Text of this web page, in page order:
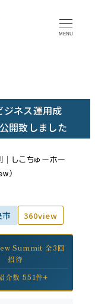
MENU
ネス運用成
開致しました
｜しこちゅ～ホー
）
360view
Summit 全3回
招待
介数 551件+